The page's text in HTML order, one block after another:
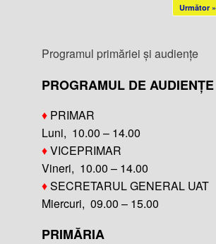
Următor »
Programul primăriei și audiențe
PROGRAMUL DE AUDIENȚE
♦ PRIMAR
Luni, 10.00 – 14.00
♦VICEPRIMAR
Vineri, 10.00 – 14.00
♦SECRETARUL GENERAL UAT
Miercuri, 09.00 – 15.00
PRIMĂRIA